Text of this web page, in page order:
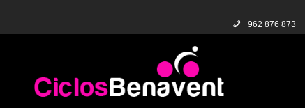
962 876 873